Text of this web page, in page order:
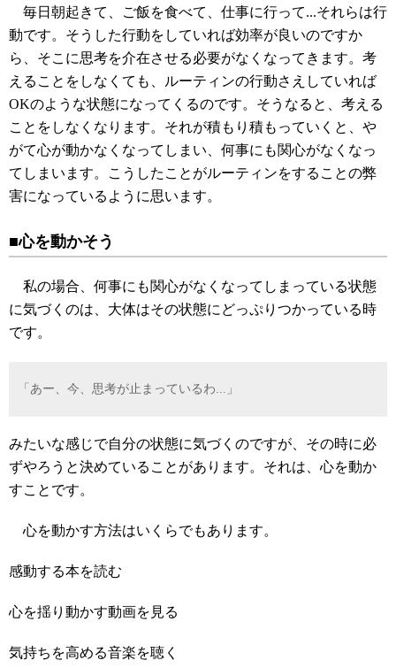
毎日朝起きて、ご飯を食べて、仕事に行って...それらは行
動です。そうした行動をしていれば効率が良いのですか
ら、そこに思考を介在させる必要がなくなってきます。考
えることをしなくても、ルーティンの行動さえしていれば
OKのような状態になってくるのです。そうなると、考える
ことをしなくなります。それが積もり積もっていくと、や
がて心が動かなくなってしまい、何事にも関心がなくなっ
てしまいます。こうしたことがルーティンをすることの弊
害になっているように思います。
■心を動かそう
私の場合、何事にも関心がなくなってしまっている状態
に気づくのは、大体はその状態にどっぷりつかっている時
です。
「あー、今、思考が止まっているわ...」
みたいな感じで自分の状態に気づくのですが、その時に必
ずやろうと決めていることがあります。それは、心を動か
すことです。
心を動かす方法はいくらでもあります。
感動する本を読む
心を揺り動かす動画を見る
気持ちを高める音楽を聴く